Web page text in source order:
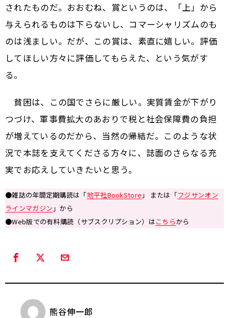
されたものだ。おおむね、賞というのは、「上」から
与えられるものは下らないし、コマーシャリズムのも
のは浅ましい。だが、この賞は、素直に嬉しい。評価
してほしい方々に評価してもらえた、という気がす
る。
貧困は、この国でさらに厳しい。実質賃金が下がり
つづけ、軍事費拡大のあおりで税と社会保障費の負担
が増えているのだから、当然の帰結だ。このような状
況で本誌を支えてくださる方々に、誌面のさらなる充
実でお応えしていきたいと思う。
●雑誌の年間定期購読は「地平社BookStore 」 または「フジサンオン
ラインマガジン 」から
●Web版での有料購読（サブスクリプション）はこちらから
熊谷伸一郎